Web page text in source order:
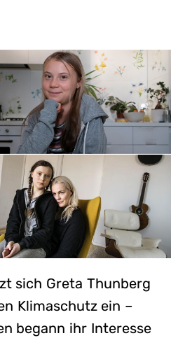
sich Greta Thunberg
Klimaschutz ein –
begann ihr Interesse